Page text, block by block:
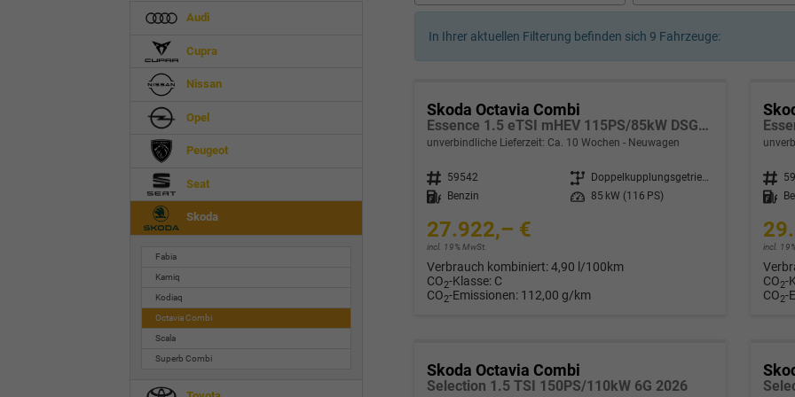
In Ihrer aktuellen Filterung befinden sich 9 Fahrzeuge:
Skoda Octavia Combi
Essence 1.5 eTSI mHEV 115PS/85kW DSG7 2026
unverbindliche Lieferzeit: Ca. 10 Wochen Neuwagen
Fahrzeugnr. 59542 Getriebe
Doppelkupplungsgetriebe (DSG)
Kraftstoff
Benzin Leistung 85 kW (116 PS)
27.922,– €
incl. 19% MwSt.
Verbrauch kombiniert:4,90 l/100km
CO2-Klasse: C
CO2-Emissionen: 112,00 g/km
Fahrzeugnr.
Kraftstoff
incl.
CO2-
CO2-
Skoda Octavia Combi
Selection 1.5 TSI 150PS/110kW 6G 2026
Audi
Cupra
Nissan
Opel
Peugeot
Seat
Skoda
Fabia
Kamiq
Kodiaq
Octavia Combi
Scala
Superb Combi